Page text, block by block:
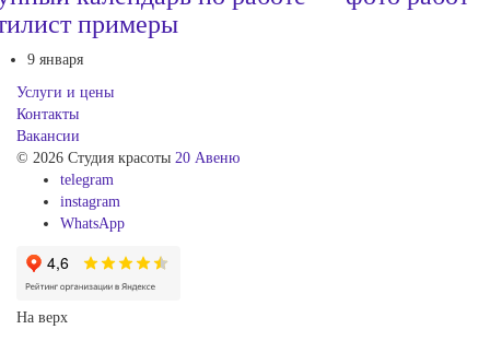
примеры
9 января
Услуги и цены
Контакты
Вакансии
© 2026 Студия красоты 20 Авеню
telegram
instagram
WhatsApp
На верх